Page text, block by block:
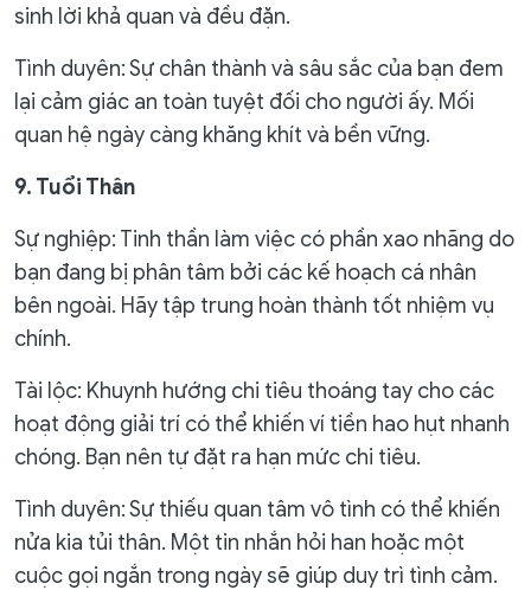
sinh lời khả quan và đều đặn.
Tình duyên: Sự chân thành và sâu sắc của bạn đem
lại cảm giác an toàn tuyệt đối cho người ấy. Mối
quan hệ ngày càng khăng khít và bền vững.
9. Tuổi Thân
Sự nghiệp: Tinh thần làm việc có phần xao nhãng do
bạn đang bị phân tâm bởi các kế hoạch cá nhân
bên ngoài. Hãy tập trung hoàn thành tốt nhiệm vụ
chính.
Tài lộc: Khuynh hướng chi tiêu thoáng tay cho các
hoạt động giải trí có thể khiến ví tiền hao hụt nhanh
chóng. Bạn nên tự đặt ra hạn mức chi tiêu.
Tình duyên: Sự thiếu quan tâm vô tình có thể khiến
nửa kia tủi thân. Một tin nhắn hỏi han hoặc một
cuộc gọi ngắn trong ngày sẽ giúp duy trì tình cảm.